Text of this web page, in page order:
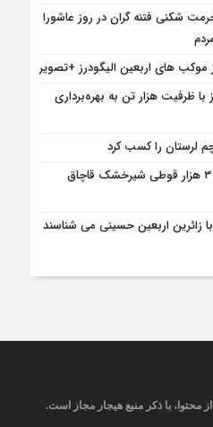
فتنه ۸۸/ از حرمت شکنی فتنه گران در روز عاشورا
موکب های اربعین الیگودرز +تصویر
با ظرفیت هزار تن به بهره‌برداری
لرستان را کسب کرد
توقیف کامیون حامل بیش از ۳ هزار قوطی شیرخشک قاچاق
زائرین اربعین حسینی می شناسند
محتوا، با ذکر منبع هیجار مجاز است.